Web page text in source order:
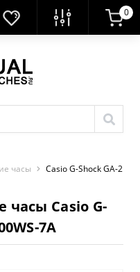
0
часы Casio G-Shock GA-
Casio G-
7A